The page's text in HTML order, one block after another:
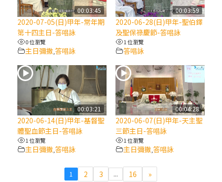
(8)黃敏正主教帶你做【將臨期避靜】—耶穌
降生成人與人同在＝「厄瑪努爾」
(7)黃敏正主教帶你做【將臨期避靜】—耶穌
降生人間，需要人的「接納」
(6)黃敏正主教帶你做【將臨期避靜】—「馬
槽」═「謙卑」
(5)黃敏正主教帶你做【將臨期避靜】—「福
傳」：講耶穌的故事
(4)黃敏正主教帶你做【將臨期避靜】—匝凱
「想看」耶穌，耶穌「走近」匝凱
00:03:45
2020-07-05(日)甲年-常年期
第十四主日-答唱詠
0 位瀏覽
主日彌撒 ,答唱詠
00:03:59
2020-06-28(日)甲年-聖伯鐸
及聖保祿慶節-答唱詠
1 位瀏覽
答唱詠
00:03:21
2020-06-14(日)甲年-基督聖
體聖血節主日-答唱詠
1 位瀏覽
主日彌撒 ,答唱詠
00:04:28
2020-06-07(日)甲年-天主聖
三節主日-答唱詠
1 位瀏覽
主日彌撒, 答唱詠
1 2 3 ... 16 »